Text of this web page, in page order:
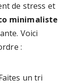
de stress et
minimaliste
Voici
:
un tri